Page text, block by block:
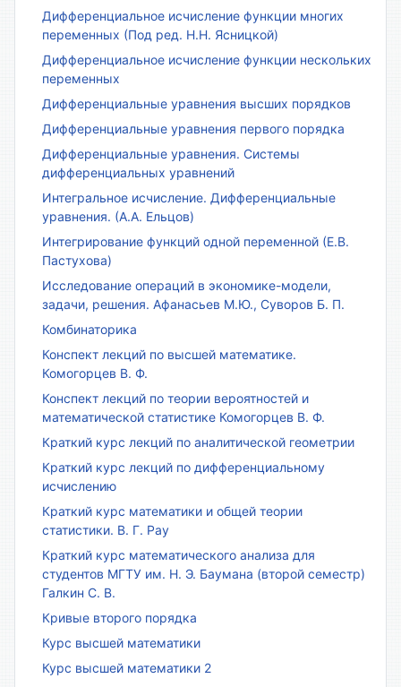
Дифференциальное исчисление функции многих
переменных (Под ред. Н.Н. Ясницкой)
Дифференциальное исчисление функции нескольких
переменных
Дифференциальные уравнения высших порядков
Дифференциальные уравнения первого порядка
Дифференциальные уравнения. Системы
дифференциальных уравнений
Интегральное исчисление. Дифференциальные
уравнения. (А.А. Ельцов)
Интегрирование функций одной переменной (Е.В.
Пастухова)
Исследование операций в экономике-модели,
задачи, решения. Афанасьев М.Ю., Суворов Б. П.
Комбинаторика
Конспект лекций по высшей математике.
Комогорцев В. Ф.
Конспект лекций по теории вероятностей и
математической статистике Комогорцев В. Ф.
Краткий курс лекций по аналитической геометрии
Краткий курс лекций по дифференциальному
исчислению
Краткий курс математики и общей теории
статистики. В. Г. Рау
Краткий курс математического анализа для
студентов МГТУ им. Н. Э. Баумана (второй семестр)
Галкин С. В.
Кривые второго порядка
Курс высшей математики
Курс высшей математики 2